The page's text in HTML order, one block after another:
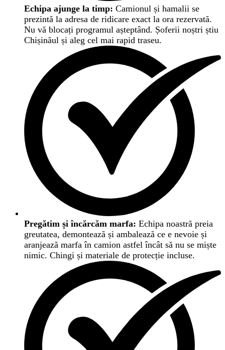
Echipa ajunge la timp: Camionul și hamalii se
prezintă la adresa de ridicare exact la ora rezervată.
Nu vă blocați programul așteptând. Șoferii noștri știu
Chișinăul și aleg cel mai rapid traseu.
Pregătim și încărcăm marfa: Echipa noastră preia
greutatea, demontează și ambalează ce e nevoie și
aranjează marfa în camion astfel încât să nu se miște
nimic. Chingi și materiale de protecție incluse.